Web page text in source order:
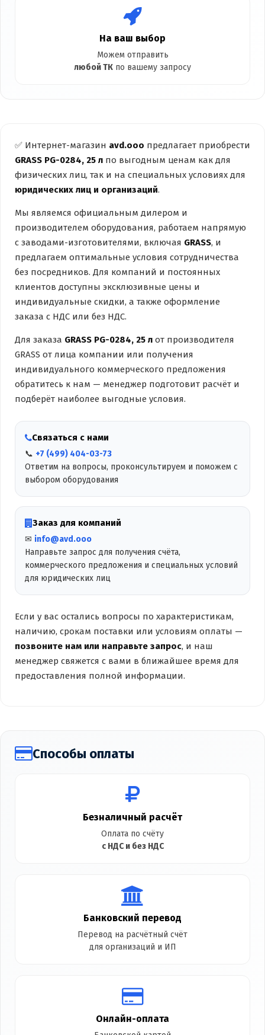
На ваш выбор
Можем отправить
любой ТК по вашему запросу
✅ Интернет-магазин avd.ooo предлагает приобрести
GRASS PG-0284, 25 л по выгодным ценам как для
физических лиц, так и на специальных условиях для
юридических лиц и организаций.
Мы являемся официальным дилером и
производителем оборудования, работаем напрямую
с заводами-изготовителями, включая GRASS, и
предлагаем оптимальные условия сотрудничества
без посредников. Для компаний и постоянных
клиентов доступны эксклюзивные цены и
индивидуальные скидки, а также оформление
заказа с НДС или без НДС.
Для заказа GRASS PG-0284, 25 л от производителя
GRASS от лица компании или получения
индивидуального коммерческого предложения
обратитесь к нам — менеджер подготовит расчёт и
подберёт наиболее выгодные условия.
Связаться с нами
📞 +7 (499) 404-03-73
Ответим на вопросы, проконсультируем и поможем с
выбором оборудования
Заказ для компаний
✉ info@avd.ooo
Направьте запрос для получения счёта,
коммерческого предложения и специальных условий
для юридических лиц
Если у вас остались вопросы по характеристикам,
наличию, срокам поставки или условиям оплаты —
позвоните нам или направьте запрос, и наш
менеджер свяжется с вами в ближайшее время для
предоставления полной информации.
Способы оплаты
Безналичный расчёт
Оплата по счёту
с НДС и без НДС
Банковский перевод
Перевод на расчётный счёт
для организаций и ИП
Онлайн-оплата